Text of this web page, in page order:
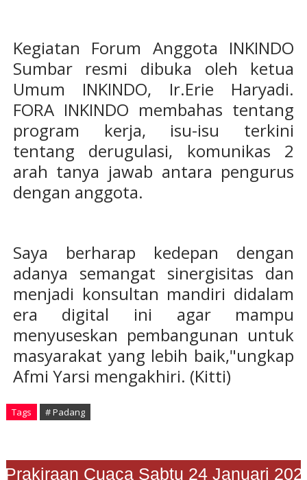
Kegiatan Forum Anggota INKINDO
Sumbar resmi dibuka oleh ketua
Umum INKINDO, Ir.Erie Haryadi.
FORA INKINDO membahas tentang
program kerja, isu-isu terkini
tentang derugulasi, komunikas 2
arah tanya jawab antara pengurus
dengan anggota.
Saya berharap kedepan dengan
adanya semangat sinergisitas dan
menjadi konsultan mandiri didalam
era digital ini agar mampu
menyuseskan pembangunan untuk
masyarakat yang lebih baik,"ungkap
Afmi Yarsi mengakhiri. (Kitti)
Tags # Padang
Cuaca Sabtu 24 Januari